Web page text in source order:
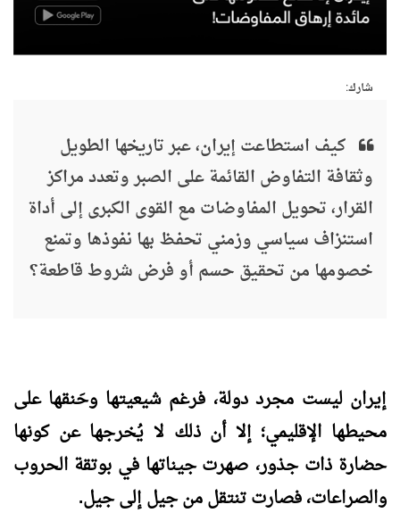
شارك:
كيف استطاعت إيران، عبر تاريخها الطويل
وثقافة التفاوض القائمة على الصبر وتعدد مراكز
القرار، تحويل المفاوضات مع القوى الكبرى إلى أداة
استنزاف سياسي وزمني تحفظ بها نفوذها وتمنع
خصومها من تحقيق حسم أو فرض شروط قاطعة؟
إيران ليست مجرد دولة، فرغم شيعيتها وحَنقها على
محيطها الإقليمي؛ إلا أن ذلك لا يُخرجها عن كونها
حضارة ذات جذور، صهرت جيناتها في بوتقة الحروب
والصراعات، فصارت تنتقل من جيل إلى جيل.